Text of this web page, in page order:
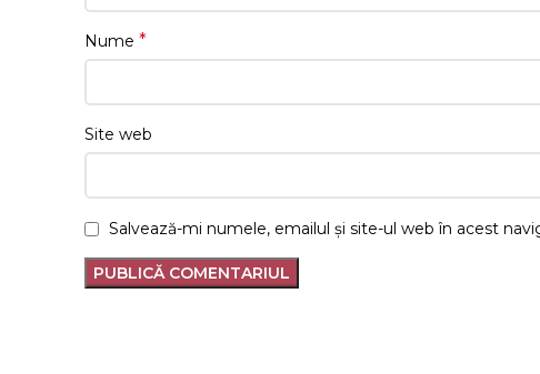
Nume *
Site web
Salvează-mi numele, emailul și site-ul web în acest